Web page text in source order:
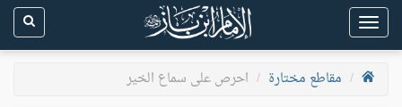
Toggle
navigation
مقاطع مختارة
احرص على سماع الخير